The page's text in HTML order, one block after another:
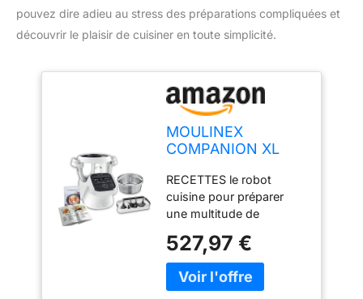
pouvez dire adieu au stress des préparations compliquées et
découvrir le plaisir de cuisiner en toute simplicité.
MOULINEX
COMPANION XL
Multifonction Bol
4.5L 12
programmes auto
Soupes Gaspacho
Robot de Cuisine
Batteur Mélangeur
Hachoir Pétrin
RECETTES le robot
cuisine pour préparer
une multitude de
et sous-programmes
automatiques + un mode
manuel( la langue
527,97 €